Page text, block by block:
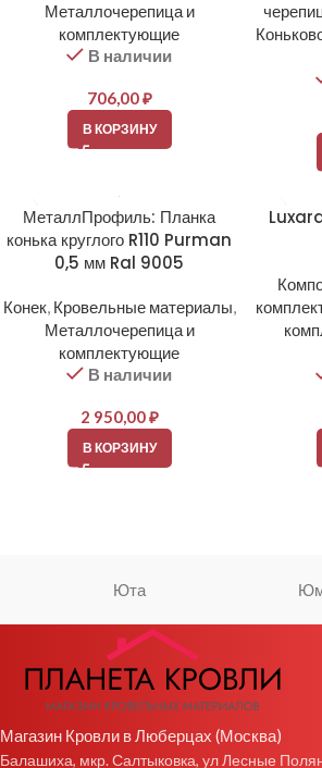
Металлочерепица и
комплектующие
В наличии
706,00₽
В КОРЗИНУ
МеталлПрофиль: Планка
конька круглого R110 Purman
0,5 мм Ral 9005
Конек, Кровельные материалы,
Металлочерепица и
комплектующие
В наличии
2 950,00₽
В КОРЗИНУ
Юта
Магазин Кровли в Люберцах (Москва)
Балашиха, мкр. Салтыковка, ул Лесные